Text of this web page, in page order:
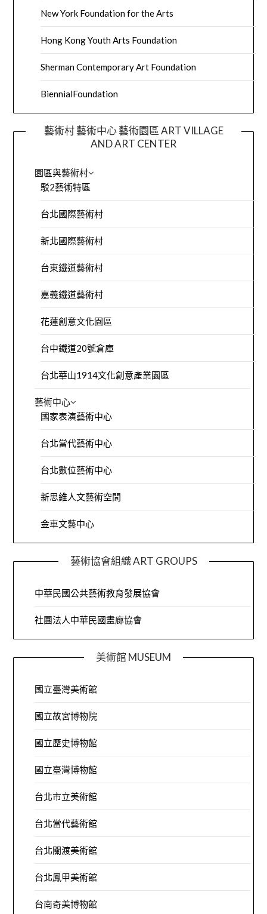
New York Foundation for the Arts
Hong Kong Youth Arts Foundation
Sherman Contemporary Art Foundation
BiennialFoundation
藝術村 藝術中心 藝術園區 ART VILLAGE
AND ART CENTER
園區與藝術村
駁2藝術特區
台北國際藝術村
新北國際藝術村
台東鐵道藝術村
嘉義鐵道藝術村
花蓮創意文化園區
台中鐵道20號倉庫
台北華山1914文化創意產業園區
藝術中心
國家表演藝術中心
台北當代藝術中心
台北數位藝術中心
新思維人文藝術空間
金車文藝中心
藝術協會組織 ART GROUPS
中華民國公共藝術教育發展協會
社團法人中華民國畫廊協會
美術館 MUSEUM
國立臺灣美術館
國立故宮博物院
國立歷史博物館
國立臺灣博物館
台北市立美術館
台北當代藝術館
台北關渡美術館
台北鳳甲美術館
台南奇美博物館